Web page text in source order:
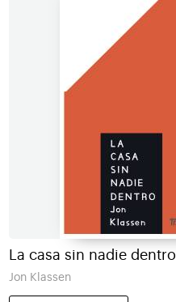
La casa sin nadie dentro
Jon Klassen